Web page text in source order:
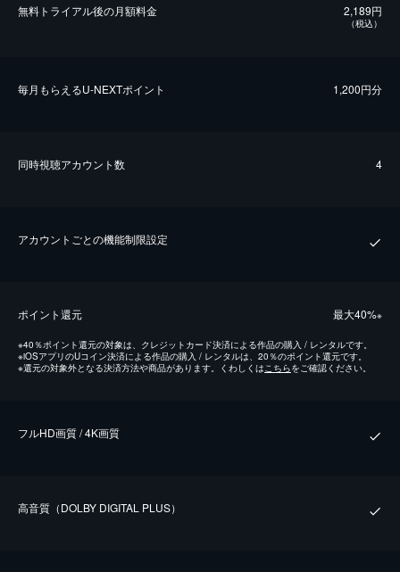
無料トライアル後の⽉額料金 2,189円
（税込）
毎⽉もらえるU-NEXTポイント 1,200円分
同時視聴アカウント数 4
アカウントごとの機能制限設定
ポイント還元 最⼤40%※
※40％ポイント還元の対象は、クレジットカード決済による作品の購入 / レンタルです。
※iOSアプリのUコイン決済による作品の購入 / レンタルは、20％のポイント還元です。
※還元の対象外となる決済方法や商品があります。くわしくはこちらをご確認ください。
フルHD画質 / 4K画質
⾼⾳質（DOLBY DIGITAL PLUS）